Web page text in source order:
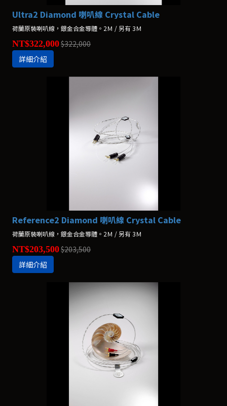
Ultra2 Diamond 喇叭線 Crystal Cable
荷蘭原裝喇叭線，銀金合金導體。2Ｍ / 另有 3Ｍ
NT$322,000$322,000
詳細介紹
Reference2 Diamond 喇叭線 Crystal Cable
荷蘭原裝喇叭線，銀金合金導體。2Ｍ / 另有 3Ｍ
NT$203,500$203,500
詳細介紹